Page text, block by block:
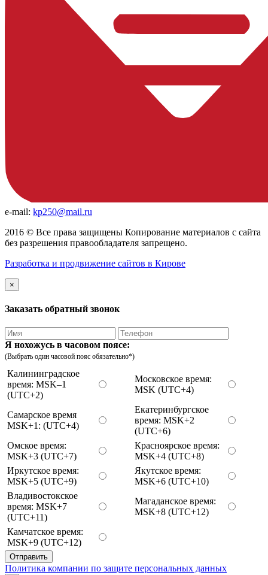
e-mail: kp250@mail.ru
2016 © Все права защищены Копирование материалов с сайта
без разрешения правообладателя запрещено.
Разработка и продвижение сайтов в Кирове
×
Заказать обратный звонок
Я нохожусь в часовом поясе:
(Выбрать один часовой пояс обязательно*)
Калининградское
время: MSK–1
(UTC+2)
Московское время:
MSK (UTC+4)
Самарское время
MSK+1: (UTC+4)
Екатеринбургское
время: MSK+2
(UTC+6)
Омское время:
MSK+3 (UTC+7)
Красноярское время:
MSK+4 (UTC+8)
Иркутское время:
MSK+5 (UTC+9)
Якутское время:
MSK+6 (UTC+10)
Владивостокское
время: MSK+7
(UTC+11)
Магаданское время:
MSK+8 (UTC+12)
Камчатское время:
MSK+9 (UTC+12)
Отправить
Политика компании по защите персональных данных